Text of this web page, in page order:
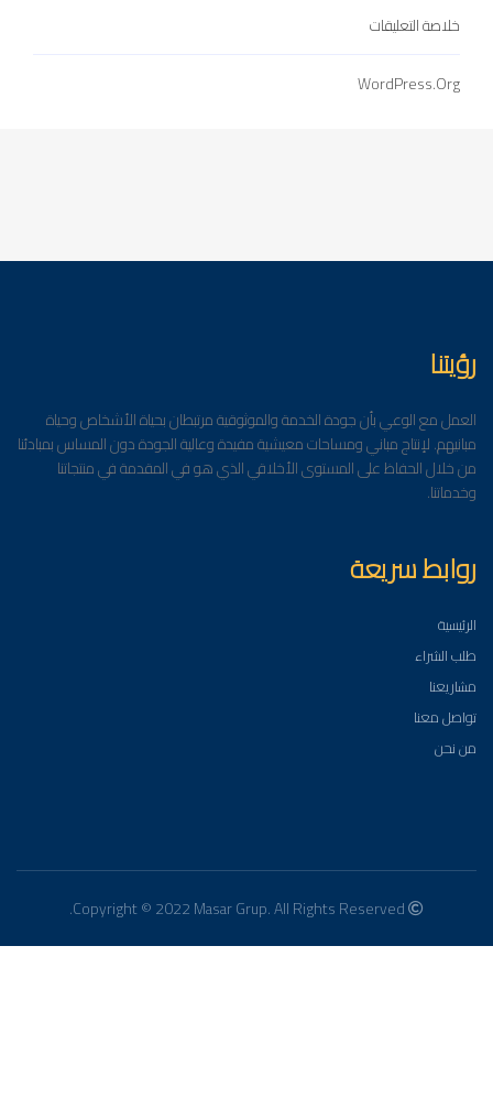
خلاصة التعليقات
WordPress.org
رؤيتنا
العمل مع الوعي بأن جودة الخدمة والموثوقية مرتبطان بحياة الأشخاص وحياة
مبانيهم. لإنتاج مباني ومساحات معيشية مفيدة وعالية الجودة دون المساس بمبادئنا
من خلال الحفاظ على المستوى الأخلاقي الذي هو في المقدمة في منتجاتنا
وخدماتنا.
روابط سريعة
الرئيسية
طلب الشراء
مشاريعنا
تواصل معنا
من نحن
Copyright © 2022 Masar Grup. All Rights Reserved.